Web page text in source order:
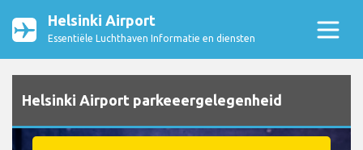
Helsinki Airport
Essentiële Luchthaven Informatie en diensten
Helsinki Airport parkeeergelegenheid